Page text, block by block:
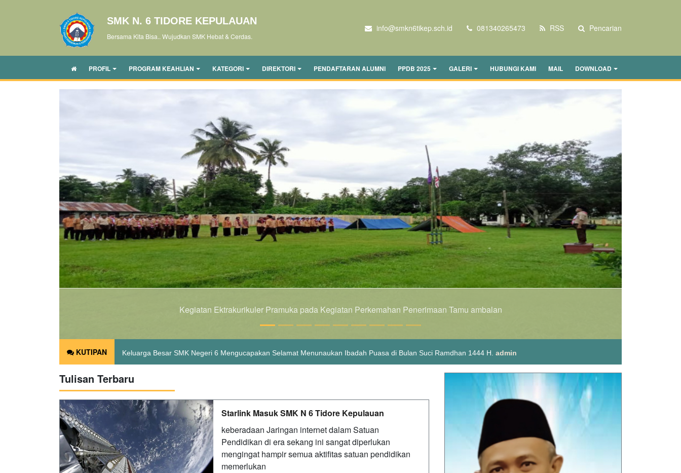
SMK N. 6 TIDORE KEPULAUAN
Bersama Kita Bisa.. Wujudkan SMK Hebat & Cerdas.
info@smkn6tikep.sch.id 081340265473 RSS Pencarian
PROFIL PROGRAM KEAHLIAN KATEGORI DIREKTORI PENDAFTARAN ALUMNI PPDB 2025 GALERI HUBUNGI KAMI MAIL DOWNLOAD
Kegitan Pembukaan Uji Kompetensi Keahlian SMK Negeri 6 Tidore
KUTIPAN
Keluarga Besar SMK Negeri 6 Mengucapakan Selamat Menunaukan Ibadah Puasa di Bulan Suci Ramdhan 1444 H.
Selamat Datang Di Website SMK Negeri 6 Tidore Kepulauan.admin
Tulisan Terbaru
Starlink Masuk SMK N 6 Tidore Kepulauan
keberadaan Jaringan internet dalam Satuan
Pendidikan di era sekang ini sangat diperlukan
mengingat hampir semua aktifitas satuan pendidikan
memerlukan